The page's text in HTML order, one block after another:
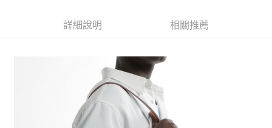
3.實際核准額度、可分期數及費用金額請依後續交易確認頁面所載為準。
4.訂單成立30分鐘內，如未前往確認交易或遇審核未通過，訂單將自動取
1.分期款項不併入電信帳單，「大哥付你分期」於每月結算日後寄送繳費提
2.透過簡訊連結打開帳單後，可選擇「超商條碼／台灣大直營門市／銀行轉
帳／街口支付／iPASS MONEY」等通路繳費。
３．安心：先確認商品／服務後，再付款。
【「AFTEE先享後付」結帳流程】
１．於結帳方式選擇「AFTEE先享後付」後，將跳轉至「AFTEE先享後付」
結帳頁面，進行簡訊認證並確認金額後，即可完成結帳。
２．訂單成立數日內，您將收到繳費通知簡訊。
３．收到繳費通知簡訊後14天內，點擊此簡訊中的連結，可透過四大超商／
每筆NT$80，滿NT$888(含以上)免運費
每筆NT$80，滿NT$888(含以上)免運費
詳細說明 相關推薦